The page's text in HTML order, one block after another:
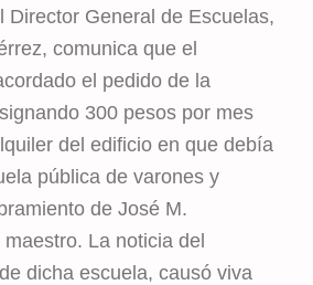
Director General de Escuelas,
comunica que el
el pedido de la
300 pesos por mes
del edificio en que debía
pública de varones y
de José M.
La noticia del
dicha escuela, causó viva